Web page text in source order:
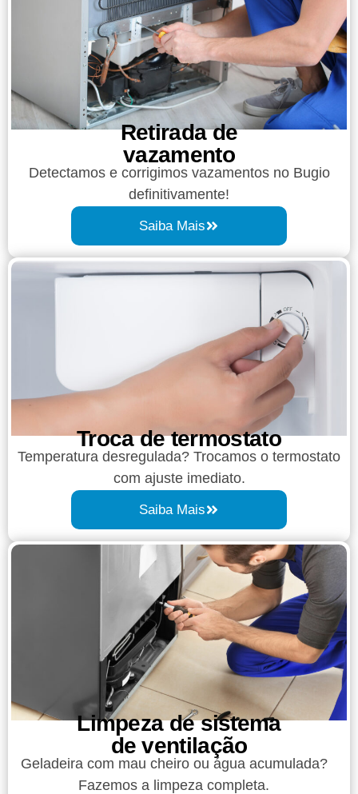
Retirada de
vazamento​​
Detectamos e corrigimos vazamentos no Bugio
definitivamente!
Saiba Mais
Troca de termostato
Temperatura desregulada? Trocamos o termostato
com ajuste imediato.
Saiba Mais
Limpeza de sistema
de ventilação
Geladeira com mau cheiro ou água acumulada?
Fazemos a limpeza completa.